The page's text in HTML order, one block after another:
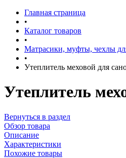
Главная страница
•
Каталог товаров
•
Матрасики, муфты, чехлы
•
Утеплитель меховой для
Утеплитель
Вернуться в раздел
Обзор товара
Описание
Характеристики
Похожие товары